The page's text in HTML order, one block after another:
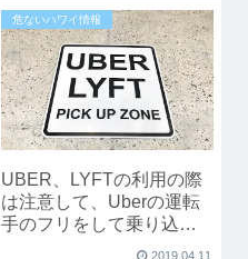
危ないハワイ情報
UBER、LYFTの利用の際
は注意して、Uberの運転
手のフリをして乗り込ん
2019.04.11